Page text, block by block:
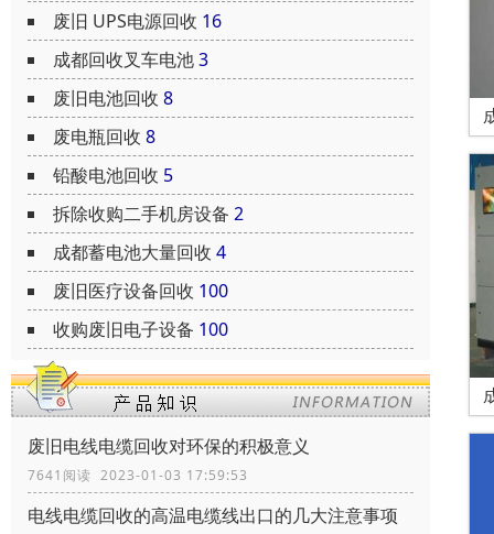
废旧 UPS电源回收 16
成都回收叉车电池3
废旧电池回收 8
废电瓶回收 8
铅酸电池回收 5
拆除收购二手机房设备 2
成都蓄电池大量回收 4
废旧医疗设备回收 100
收购废旧电子设备 100
废旧电线电缆回收对环保的积极意义
7641阅读 2023-01-03 17:59:53
电线电缆回收的高温电缆线出口的几大注意事项